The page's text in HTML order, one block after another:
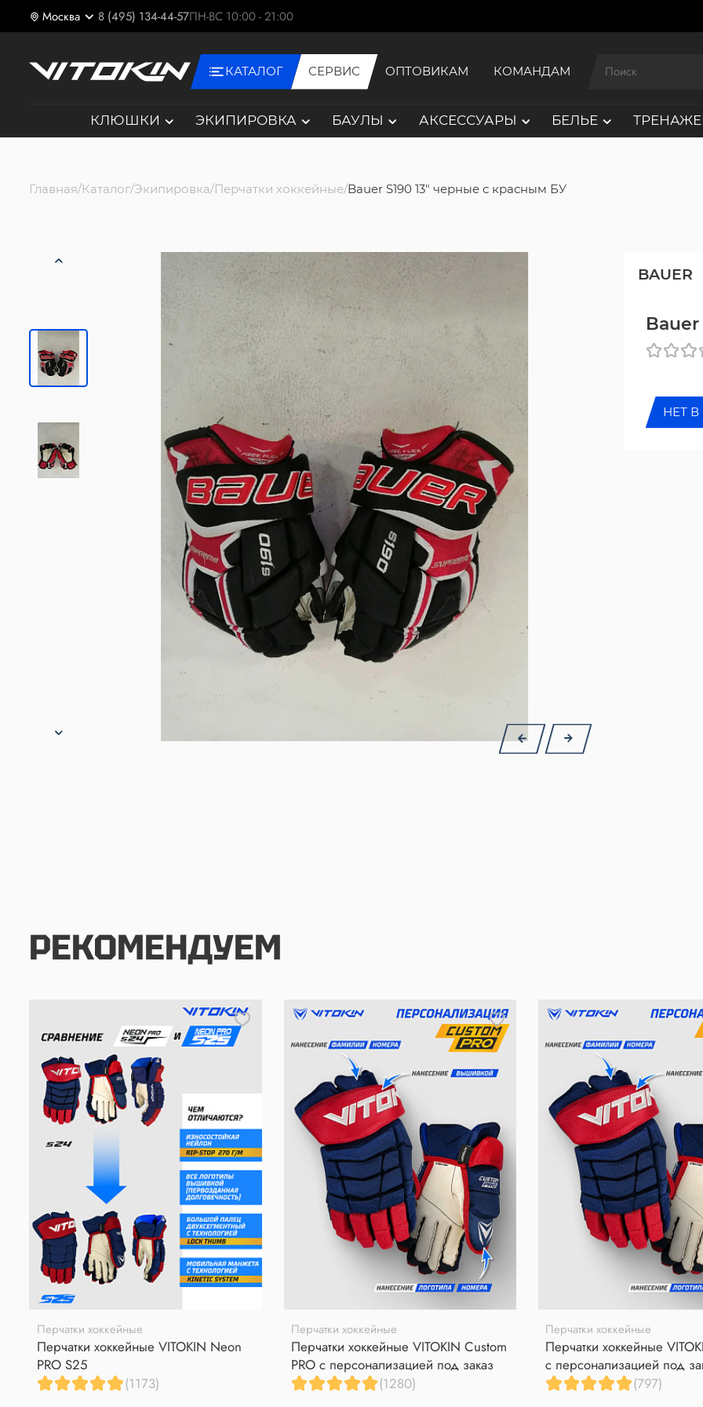
Москва 8 (495) 134-44-57ПН-ВС 10:00 - 21:00
КАТАЛОГ СЕРВИС ОПТОВИКАМ КОМАНДАМ
КЛЮШКИ ЭКИПИРОВКА БАУЛЫ АКСЕССУАРЫ БЕЛЬЕ
Главная Каталог Экипировка Перчатки хоккейные Bauer S190 13" черные с красным БУ
BAUER
НЕТ
РЕКОМЕНДУЕМ
Перчатки хоккейные
Перчатки хоккейные VITOKIN Neon
PRO S25
(1173)
Перчатки хоккейные
Перчатки хоккейные VITOKIN Custom
PRO с персонализацией под заказ
(1280)
Перчатки хоккейные
Перчатки хоккейные
с персонализацией под
(797)